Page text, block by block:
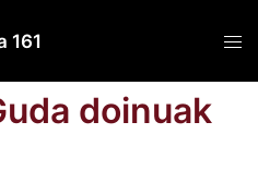
161
doinuak